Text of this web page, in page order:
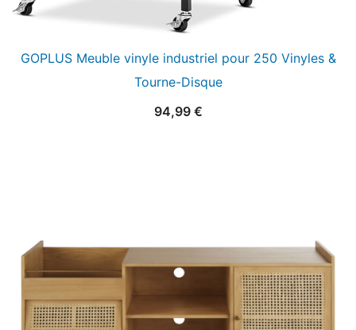
GOPLUS Meuble vinyle industriel pour 250 Vinyles &
Tourne-Disque
94,99 €